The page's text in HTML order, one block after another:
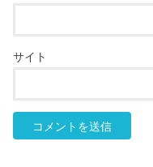
サイト